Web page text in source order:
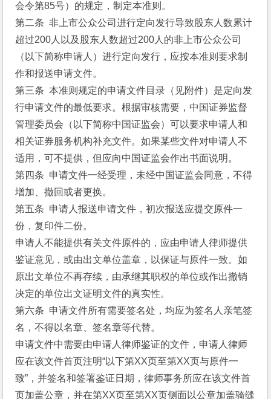
会令第85号）的规定，制定本准则。
第二条  非上市公众公司进行定向发行导致股东人数累计
超过200人以及股东人数超过200人的非上市公众公司
（以下简称申请人）进行定向发行，应按本准则要求制
作和报送申请文件。
第三条  本准则规定的申请文件目录（见附件）是定向发
行申请文件的最低要求。根据审核需要，中国证券监督
管理委员会（以下简称中国证监会）可以要求申请人和
相关证券服务机构补充文件。如果某些文件对申请人不
适用，可不提供，但应向中国证监会作出书面说明。
第四条  申请文件一经受理，未经中国证监会同意，不得
增加、撤回或者更换。
第五条  申请人报送申请文件，初次报送应提交原件一
份，复印件二份。
申请人不能提供有关文件原件的，应由申请人律师提供
鉴证意见，或由出文单位盖章，以保证与原件一致。如
原出文单位不再存续，由承继其职权的单位或作出撤销
决定的单位出文证明文件的真实性。
第六条  申请文件所有需要签名处，均应为签名人亲笔签
名，不得以名章、签名章等代替。
申请文件中需要由申请人律师鉴证的文件，申请人律师
应在该文件首页注明“以下第XX页至第XX页与原件一
致”，并签名和签署鉴证日期，律师事务所应在该文件首
页加盖公章，并在第XX页至第XX页侧面以公章加盖骑缝